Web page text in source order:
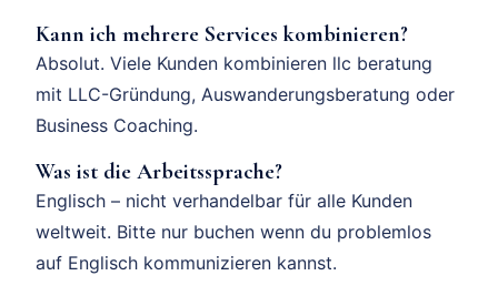
Kann ich mehrere Services kombinieren?
Absolut. Viele Kunden kombinieren llc beratung
mit LLC-Gründung, Auswanderungsberatung oder
Business Coaching.
Was ist die Arbeitssprache?
Englisch – nicht verhandelbar für alle Kunden
weltweit. Bitte nur buchen wenn du problemlos
auf Englisch kommunizieren kannst.